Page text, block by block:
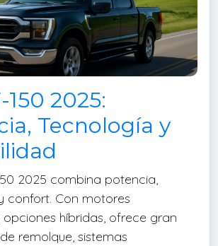
150 2025:
Tecnología y
2025 combina potencia,
confort. Con motores
híbridas, ofrece gran
remolque, sistemas